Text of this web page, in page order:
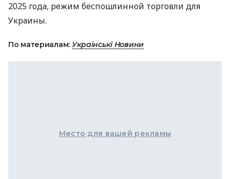
2025 года, режим беспошлинной торговли для
Украины.
По материалам: Українські Новини
Место для вашей рекламы